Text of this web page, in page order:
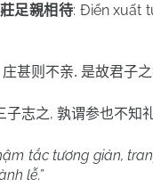
莊足親相待: Điển xuất
庄甚则不亲. 是故君子
子志之, 孰谓参也不知
tắc tương giản,
lễ.”